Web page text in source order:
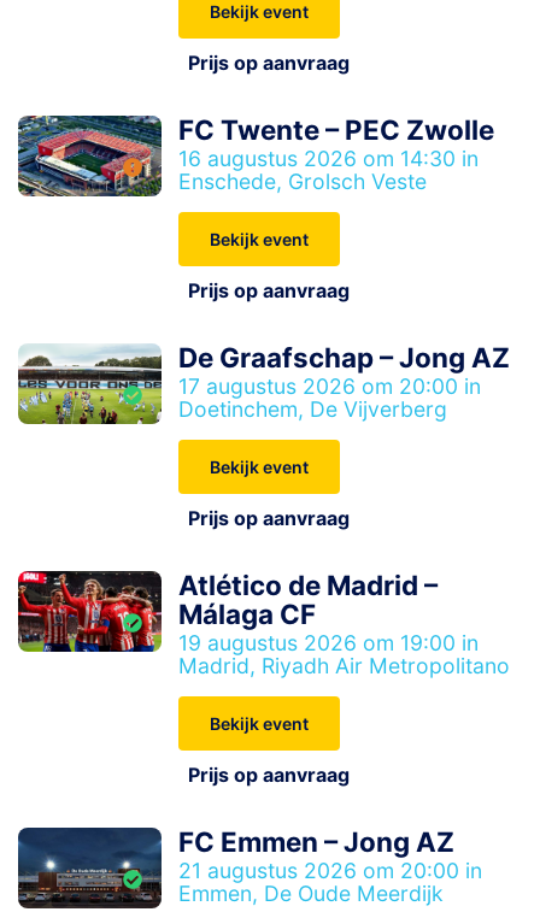
Bekijk event
Prijs op aanvraag
FC Twente – PEC Zwolle
16 augustus 2026 om 14:30 in
Enschede, Grolsch Veste
Bekijk event
Prijs op aanvraag
De Graafschap – Jong AZ
17 augustus 2026 om 20:00 in
Doetinchem, De Vijverberg
Bekijk event
Prijs op aanvraag
Atlético de Madrid –
Málaga CF
19 augustus 2026 om 19:00 in
Madrid, Riyadh Air Metropolitano
Bekijk event
Prijs op aanvraag
FC Emmen – Jong AZ
21 augustus 2026 om 20:00 in
Emmen, De Oude Meerdijk